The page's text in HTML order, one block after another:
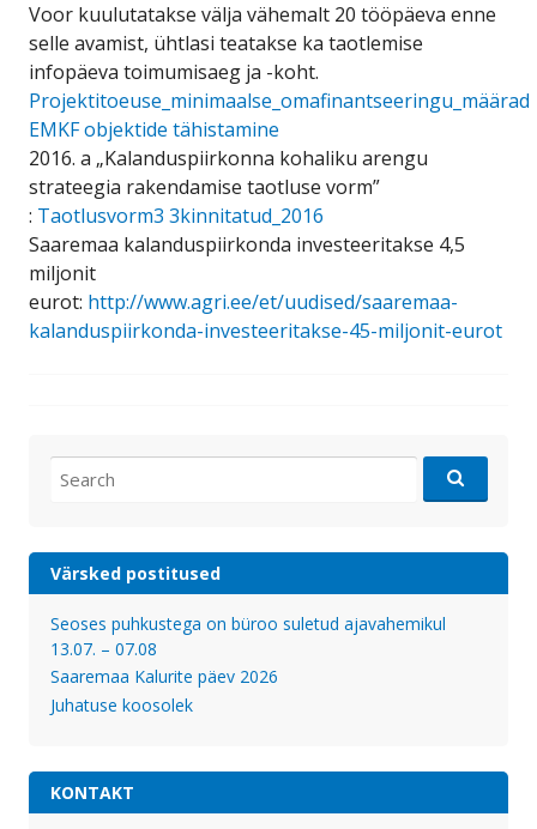
Voor kuulutatakse välja vähemalt 20 tööpäeva enne
selle avamist, ühtlasi teatakse ka taotlemise
infopäeva toimumisaeg ja -koht.
Projektitoeuse_minimaalse_omafinantseeringu_määrad
EMKF objektide tähistamine
2016. a „Kalanduspiirkonna kohaliku arengu
strateegia rakendamise taotluse vorm”
: Taotlusvorm3 3kinnitatud_2016
Saaremaa kalanduspiirkonda investeeritakse 4,5
miljonit
eurot: http://www.agri.ee/et/uudised/saaremaa-
kalanduspiirkonda-investeeritakse-45-miljonit-eurot
for:
Värsked postitused
Seoses puhkustega on büroo suletud ajavahemikul
13.07. – 07.08
Saaremaa Kalurite päev 2026
Juhatuse koosolek
KONTAKT